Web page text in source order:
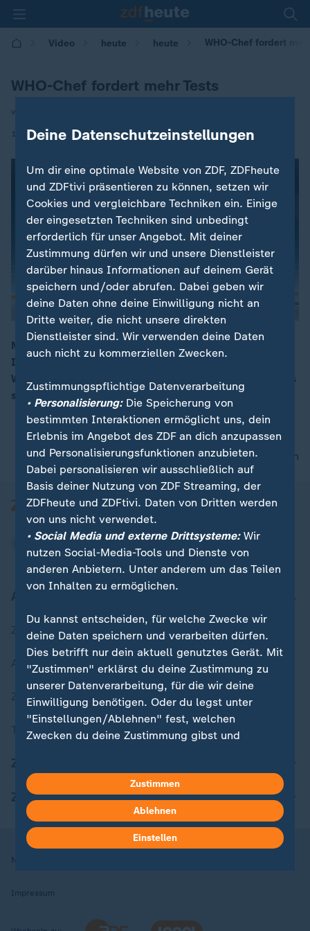
Video heute heute WHO-Chef fordert
WHO-Chef fordert mehr Tests
von Christopher Heinze
17.03.2020 | 17:03
Mehr Corona-Tests für mehr Gewissheit über die
Infizierten-Zahlen – das hat der Chef der
Weltgesundheitsorganisation WHO gefordert. Die Tests
sind auch in Deutschland extrem gefragt.
nach oben
Zuletzt veröffentlicht
Aktuelle Sendungs-Videos
ZDFheute Stories
Themen im Überblick
ZDFheute Apps
Nutzungsbedingungen
Impressum
Deine Datenschutzeinstellungen
Um dir eine optimale Website von ZDF, ZDFheute
und ZDFtivi präsentieren zu können, setzen wir
Cookies und vergleichbare Techniken ein. Einige
der eingesetzten Techniken sind unbedingt
erforderlich für unser Angebot. Mit deiner
Zustimmung dürfen wir und unsere Dienstleister
darüber hinaus Informationen auf deinem Gerät
speichern und/oder abrufen. Dabei geben wir
deine Daten ohne deine Einwilligung nicht an
Dritte weiter, die nicht unsere direkten
Dienstleister sind. Wir verwenden deine Daten
auch nicht zu kommerziellen Zwecken.
Zustimmungspflichtige Datenverarbeitung
• Personalisierung:Die Speicherung von
bestimmten Interaktionen ermöglicht uns, dein
Erlebnis im Angebot des ZDF an dich anzupassen
und Personalisierungsfunktionen anzubieten.
Dabei personalisieren wir ausschließlich auf
Basis deiner Nutzung von ZDF Streaming, der
ZDFheute und ZDFtivi. Daten von Dritten werden
von uns nicht verwendet.
• Social Media und externe Drittsysteme:Wir
nutzen Social-Media-Tools und Dienste von
anderen Anbietern. Unter anderem um das Teilen
von Inhalten zu ermöglichen.
Du kannst entscheiden, für welche Zwecke wir
deine Daten speichern und verarbeiten dürfen.
Dies betrifft nur dein aktuell genutztes Gerät. Mit
"Zustimmen" erklärst du deine Zustimmung zu
unserer Datenverarbeitung, für die wir deine
Einwilligung benötigen. Oder du legst unter
"Einstellungen/Ablehnen" fest, welchen
Zwecken du deine Zustimmung gibst und
in deinen Einstellungen widerrufen oder ändern.
Hier findest du das Impressum.
Weitere Informationen findest du in unserer
Datenschutzerklärung.
Zustimmen
Ablehnen
Einstellen